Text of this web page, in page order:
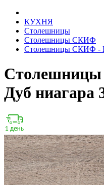
КУХНЯ
Столешницы
Столешницы СКИФ
Столешницы СКИФ -
Дуб ниагара